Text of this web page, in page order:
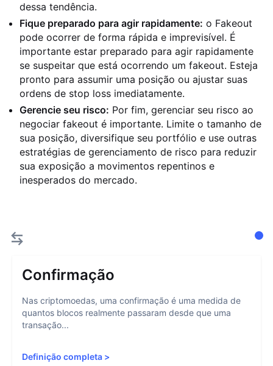
dessa tendência.
Fique preparado para agir rapidamente: o Fakeout
pode ocorrer de forma rápida e imprevisível. É
importante estar preparado para agir rapidamente
se suspeitar que está ocorrendo um fakeout. Esteja
pronto para assumir uma posição ou ajustar suas
ordens de stop loss imediatamente.
Gerencie seu risco: Por fim, gerenciar seu risco ao
negociar fakeout é importante. Limite o tamanho de
sua posição, diversifique seu portfólio e use outras
estratégias de gerenciamento de risco para reduzir
sua exposição a movimentos repentinos e
inesperados do mercado.
Confirmação
Nas criptomoedas, uma confirmação é uma medida de
quantos blocos realmente passaram desde que uma
transação...
Definição completa >